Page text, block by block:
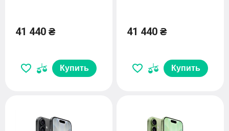
41 440 ₴
Купить
41 440 ₴
Купить